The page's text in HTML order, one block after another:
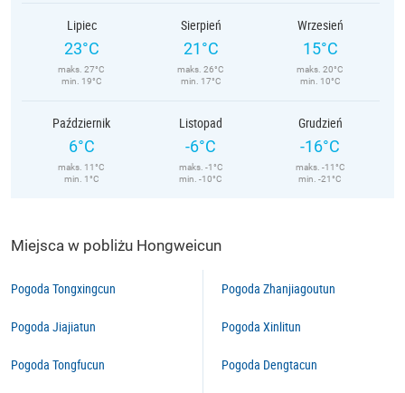
Lipiec
23°C
maks. 27°C
min. 19°C
Sierpień
21°C
maks. 26°C
min. 17°C
Wrzesień
15°C
maks. 20°C
min. 10°C
Październik
6°C
maks. 11°C
min. 1°C
Listopad
-6°C
maks. -1°C
min. -10°C
Grudzień
-16°C
maks. -11°C
min. -21°C
Miejsca w pobliżu Hongweicun
Pogoda Tongxingcun
Pogoda Jiajiatun
Pogoda Tongfucun
Pogoda Zhanjiagoutun
Pogoda Xinlitun
Pogoda Dengtacun